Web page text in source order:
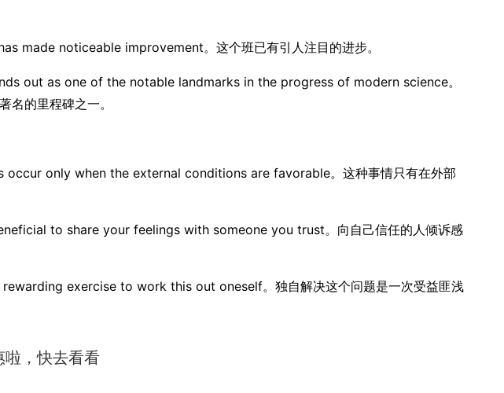
made noticeable improvement。这个班已有引人注目的进步。
out as one of the notable landmarks in the progress of modern science。
名的里程碑之一。
occur only when the external conditions are favorable。这种事情只有在外部
to share your feelings with someone you trust。向自己信任的人倾诉感
rewarding exercise to work this out oneself。独自解决这个问题是一次受益匪浅
啦，快去看看